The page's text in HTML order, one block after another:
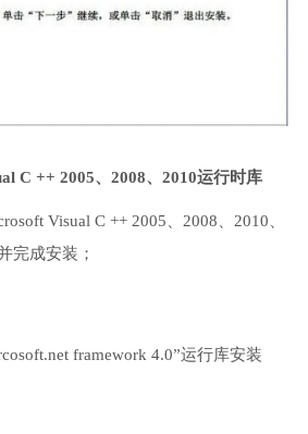
C ++ 2005、2008、2010运行时库
Visual C ++ 2005、2008、2010、
完成安装；
framework 4.0”运行库安装